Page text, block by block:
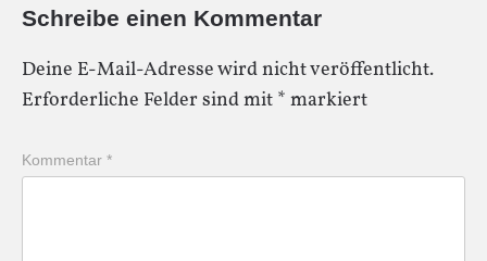
Schreibe einen Kommentar
Deine E-Mail-Adresse wird nicht veröffentlicht.
Erforderliche Felder sind mit * markiert
Kommentar *